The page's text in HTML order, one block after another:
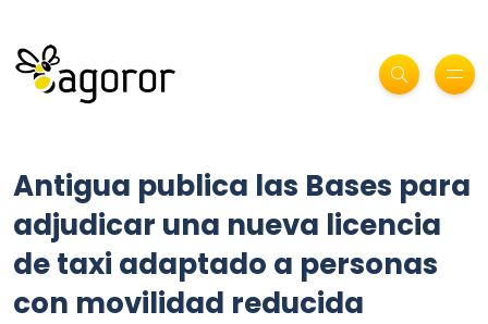
Antigua publica las Bases para
adjudicar una nueva licencia
de taxi adaptado a personas
con movilidad reducida